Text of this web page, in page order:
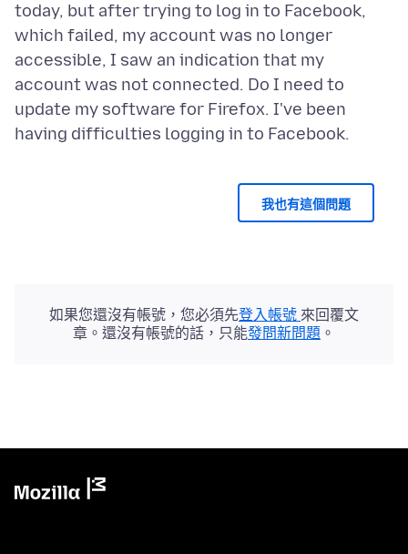
today, but after trying to log in to Facebook,
which failed, my account was no longer
accessible, I saw an indication that my
account was not connected. Do I need to
update my software for Firefox. I've been
我也有這個問題
如果您還沒有帳號，您必須先登入帳號 來回覆文
章。還沒有帳號的話，只能發問新問題 。